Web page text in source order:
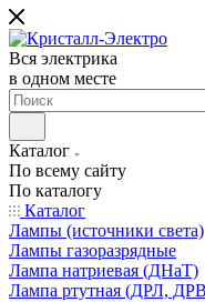
Вся электрика
в одном месте
Каталог
По всему сайту
По каталогу
Каталог
Лампы (источники света)
Лампы газоразрядные
Лампа натриевая (ДНаТ)
Лампа ртутная (ДРЛ,